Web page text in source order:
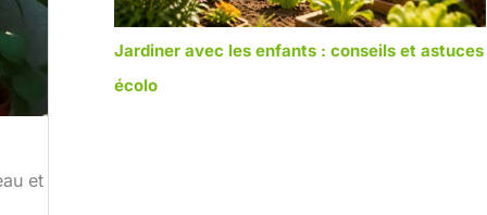
et
Jardiner avec les enfants : conseils et astuces
écolo